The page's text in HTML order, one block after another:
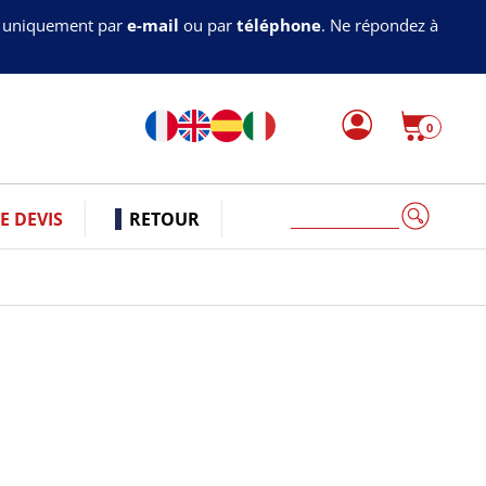
par e-mail ou par téléphone. Ne répondez à
0
DEVIS RETOUR